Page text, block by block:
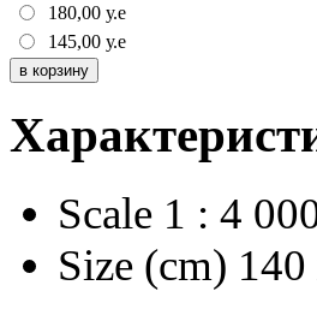
180,00 у.е
145,00 у.е
Scale 1 : 4
Size (cm)